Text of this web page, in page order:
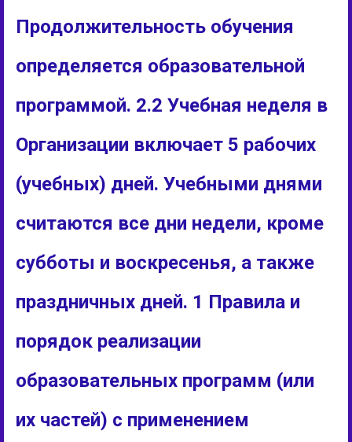
Продолжительность обучения
определяется образовательной
программой. 2.2 Учебная неделя в
Организации включает 5 рабочих
(учебных) дней. Учебными днями
считаются все дни недели, кроме
субботы и воскресенья, а также
праздничных дней. 1 Правила и
порядок реализации
образовательных программ (или
их частей) с применением